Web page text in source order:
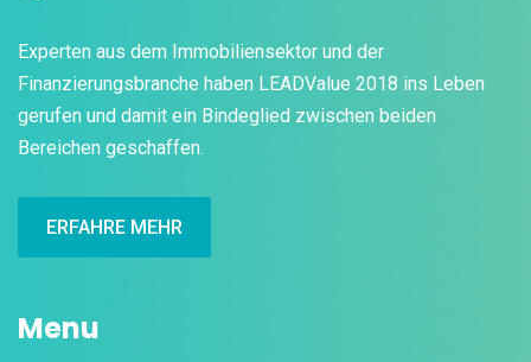
Experten aus dem Immobiliensektor und der
Finanzierungsbranche haben LEADValue 2018 ins Leben
gerufen und damit ein Bindeglied zwischen beiden
Bereichen geschaffen.
ERFAHRE MEHR
Menu